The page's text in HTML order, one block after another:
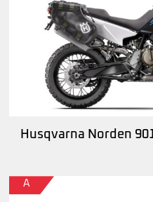
Husqvarna Norden
A